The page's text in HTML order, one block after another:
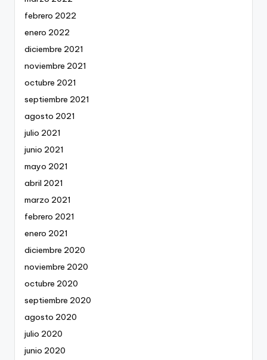
febrero 2022
enero 2022
diciembre 2021
noviembre 2021
octubre 2021
septiembre 2021
agosto 2021
julio 2021
junio 2021
mayo 2021
abril 2021
marzo 2021
febrero 2021
enero 2021
diciembre 2020
noviembre 2020
octubre 2020
septiembre 2020
agosto 2020
julio 2020
junio 2020